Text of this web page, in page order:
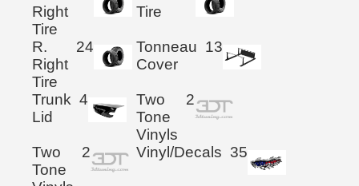
Right
Tire
Tire
R.
Right
Tire
24
Tonneau
Cover
13
Trunk
Lid
4
Two
Tone
Vinyls
2
Two
Tone
2 Vinyl/Decals 35